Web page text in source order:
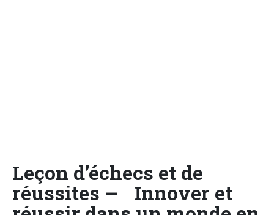
Leçon d’échecs et de
réussites – Innover et